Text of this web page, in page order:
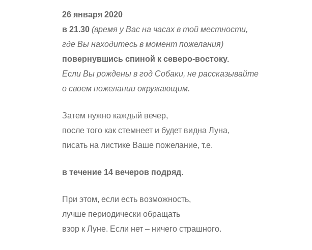
26 января 2020
в 21.30 (время у Вас на часах в той местности,
где Вы находитесь в момент пожелания)
повернувшись спиной к северо-востоку.
Если Вы рождены в год Собаки, не рассказывайте
о своем пожелании окружающим.
Затем нужно каждый вечер,
после того как стемнеет и будет видна Луна,
писать на листике Ваше пожелание, т.е.
в течение 14 вечеров подряд.
При этом, если есть возможность,
лучше периодически обращать
взор к Луне. Если нет – ничего страшного.